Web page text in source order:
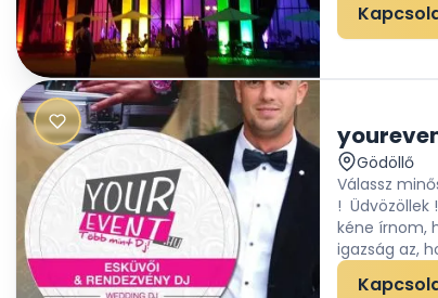
Gödöllő
Válassz
! Üdvözöllek
kéne írnom,
igazság az,